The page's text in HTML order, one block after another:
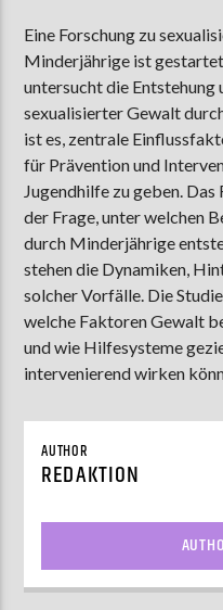
AKTUELLE SENDUNG
MOEBIUS
12:00 18:00
ZU HÖREN INMünster
Eine Forschung zu
Minderjährige ist
untersucht die Entstehung
sexualisierter Gewalt
ist es, zentrale
für Prävention und
Jugendhilfe zu geben.
der Frage, unter welchen
durch Minderjährige
stehen die Dynamiken,
solcher Vorfälle. Die
welche Faktoren Gewalt
und wie Hilfesysteme
intervenierend wirken
AUTHOR
REDAKTION